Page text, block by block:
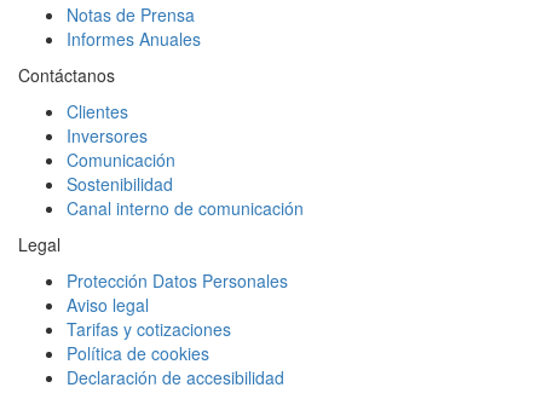
Notas de Prensa
Informes Anuales
Contáctanos
Clientes
Inversores
Comunicación
Sostenibilidad
Canal interno de comunicación
Legal
Protección Datos Personales
Aviso legal
Tarifas y cotizaciones
Política de cookies
Declaración de accesibilidad